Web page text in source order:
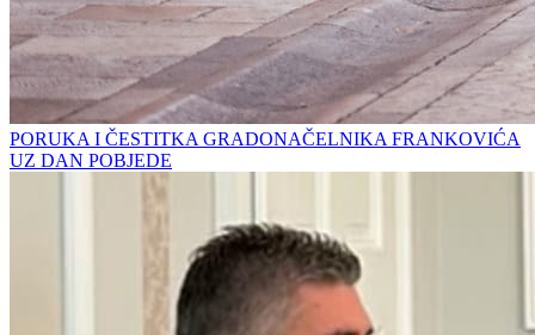
PORUKA I ČESTITKA GRADONAČELNIKA FRANKOVIĆA
UZ DAN POBJEDE